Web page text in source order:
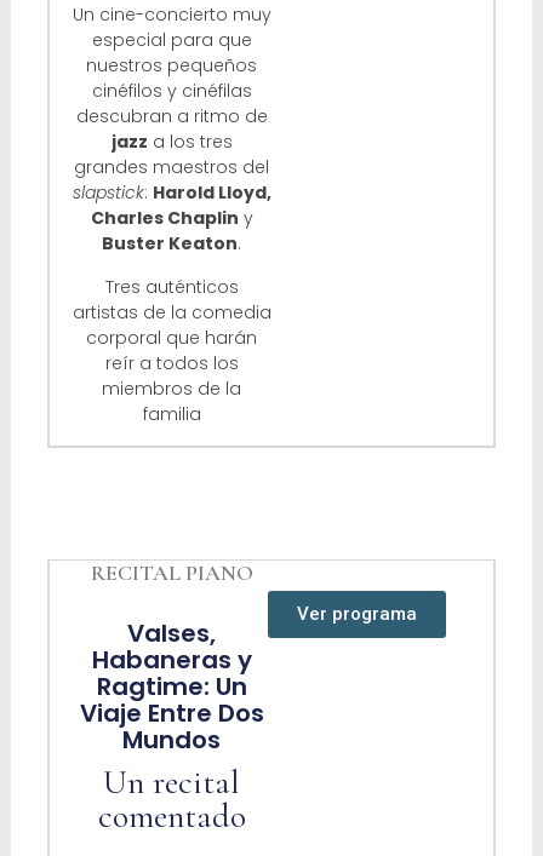
Un cine-concierto muy
especial para que
nuestros pequeños
cinéfilos y cinéfilas
descubran a ritmo de
jazz a los tres
grandes maestros del
slapstick: Harold Lloyd,
Charles Chaplin y
Buster Keaton.
Tres auténticos
artistas de la comedia
corporal que harán
reír a todos los
miembros de la
familia
RECITAL PIANO
Valses,
Habaneras y
Ragtime: Un
Viaje Entre Dos
Mundos
Un recital
comentado
Ver programa